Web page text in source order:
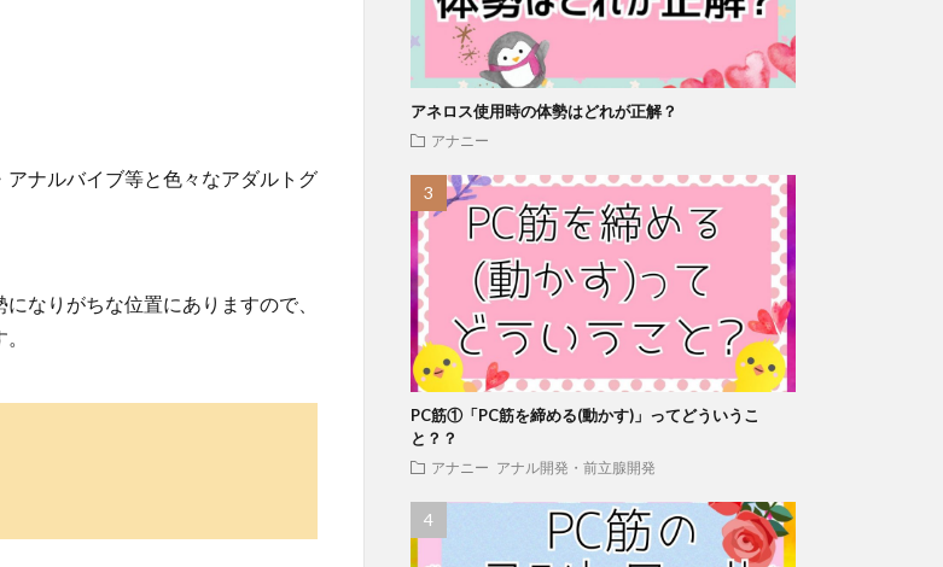
ナルバイブ等と色々なアダルトグ
なりがちな位置にありますので、
アネロス使用時の体勢はどれが正解？
アナニー
PC筋①「PC筋を締める(動かす)」ってどういうこ
と？？
アナニー アナル開発・前立腺開発